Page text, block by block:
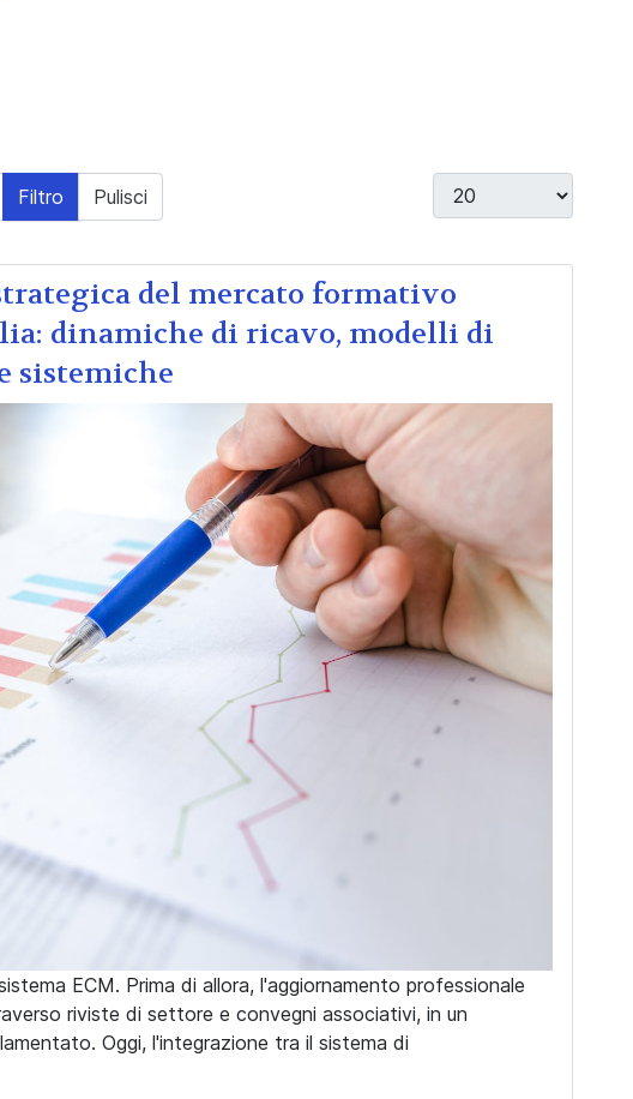
Filtro Pulisci Visualizza #
del mercato formativo
dinamiche di ricavo, modelli di
sistemiche
ECM. Prima di allora, l'aggiornamento professionale
riviste di settore e convegni associativi, in un
Oggi, l'integrazione tra il sistema di